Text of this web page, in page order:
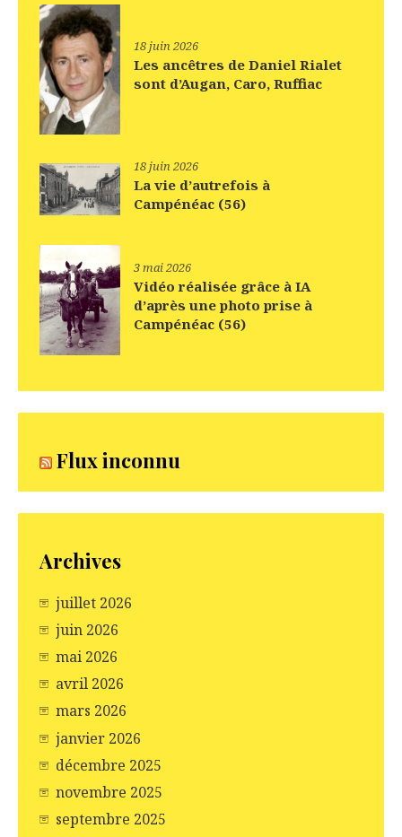
18 juin 2026
Les ancêtres de Daniel Rialet
sont d’Augan, Caro, Ruffiac
18 juin 2026
La vie d’autrefois à
Campénéac (56)
3 mai 2026
Vidéo réalisée grâce à IA
d’après une photo prise à
Campénéac (56)
Flux inconnu
Archives
juillet 2026
juin 2026
mai 2026
avril 2026
mars 2026
janvier 2026
décembre 2025
novembre 2025
septembre 2025